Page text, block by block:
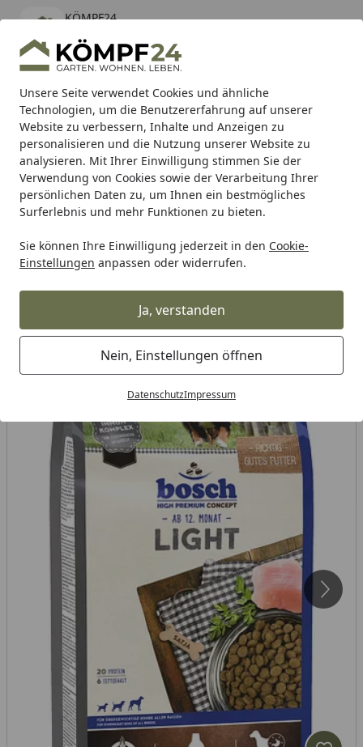
Unsere Seite verwendet Cookies und ähnliche
Technologien, um die Benutzererfahrung auf unserer
Website zu verbessern, Inhalte und Anzeigen zu
personalisieren und die Nutzung unserer Website zu
analysieren. Mit Ihrer Einwilligung stimmen Sie der
Verwendung von Cookies sowie der Verarbeitung Ihrer
persönlichen Daten zu, um Ihnen ein bestmögliches
Surferlebnis und mehr Funktionen zu bieten.
Sie können Ihre Einwilligung jederzeit in den Cookie-
Einstellungen anpassen oder widerrufen.
Ja, verstanden
Nein, Einstellungen öffnen
DatenschutzImpressum
KÖMPF24
kostenlos - Im App Store
Hotline
Alle Produkte
Mein Konto
Suchen
Karibu Pools inkl. gratis Sandfilteranlage & Pool-
Starterset (Gesamtwert bis 468,99€)
Startseite
Tierbedarf & Tiernahrung Hundebedarf Hundefutter
bosch Light Hundetrockenfutter
(92 Bewertungen)